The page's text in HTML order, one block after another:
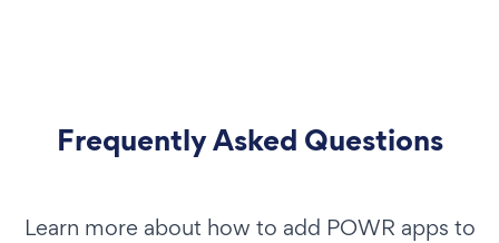
Frequently Asked Questions
Learn more about how to add POWR apps to